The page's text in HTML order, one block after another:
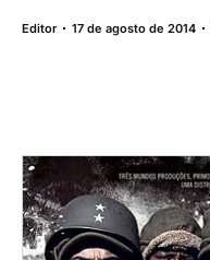
Editor 17 de agosto de 2014